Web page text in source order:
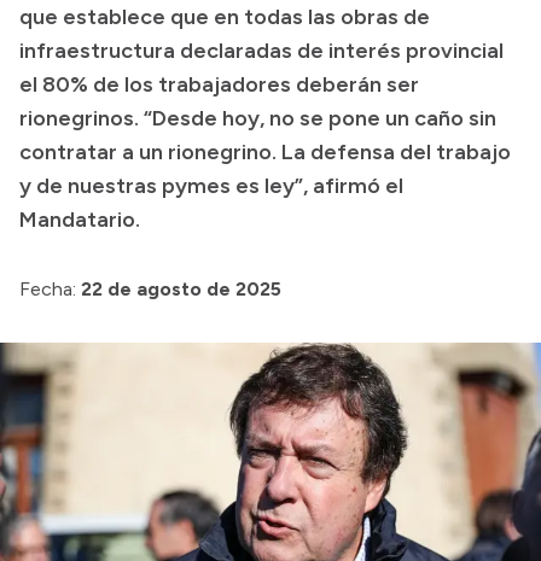
que establece que en todas las obras de
infraestructura declaradas de interés provincial
el 80% de los trabajadores deberán ser
rionegrinos. “Desde hoy, no se pone un caño sin
contratar a un rionegrino. La defensa del trabajo
y de nuestras pymes es ley”, afirmó el
Mandatario.
Fecha: 22 de agosto de 2025